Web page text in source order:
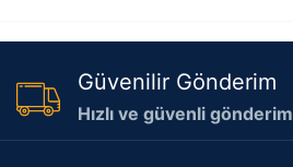
Güvenilir Gönderim
Hızlı ve güvenli gönderim